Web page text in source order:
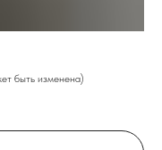
быть изменена)